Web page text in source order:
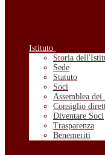
Istituto
Storia
Sede
Statuto
Soci
Assemblea dei
Consiglio
Diventare Soci
Trasparenza
Benemeriti